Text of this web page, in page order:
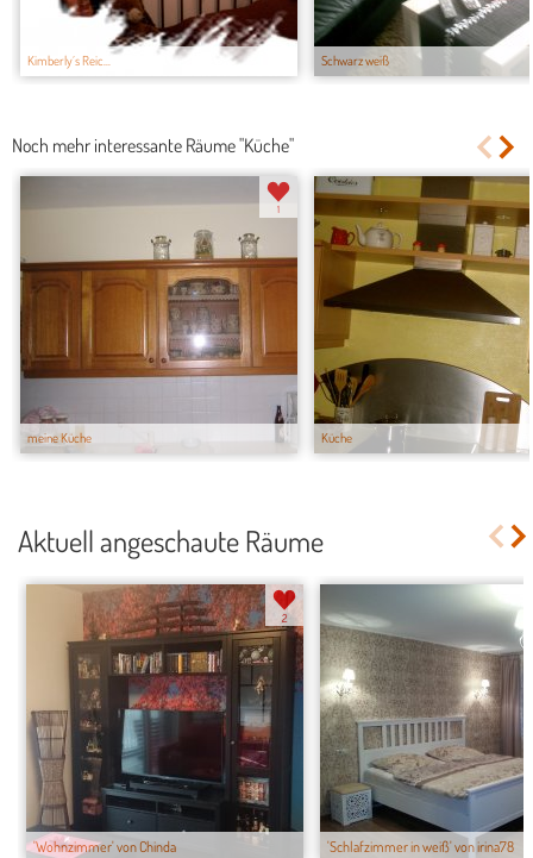
Kimberly´s Reic... Schwarz weiß
Noch mehr interessante Räume "Küche"
meine Küche
1
Küche
Aktuell angeschaute Räume
'Wohnzimmer' von Chinda
2
'Schlafzimmer in weiß' von irina78